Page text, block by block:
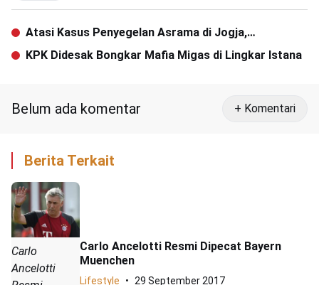
Atasi Kasus Penyegelan Asrama di Jogja,
Mahasiswa Aceh Lakukan Koordinasi
KPK Didesak Bongkar Mafia Migas di Lingkar Istana
Belum ada komentar + Komentari
Berita Terkait
Carlo
Ancelotti
Carlo Ancelotti Resmi Dipecat Bayern
Muenchen
Lifestyle 29 September 2017